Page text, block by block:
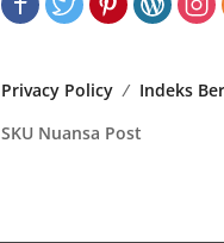
Privacy Policy Indeks
SKU Nuansa Post